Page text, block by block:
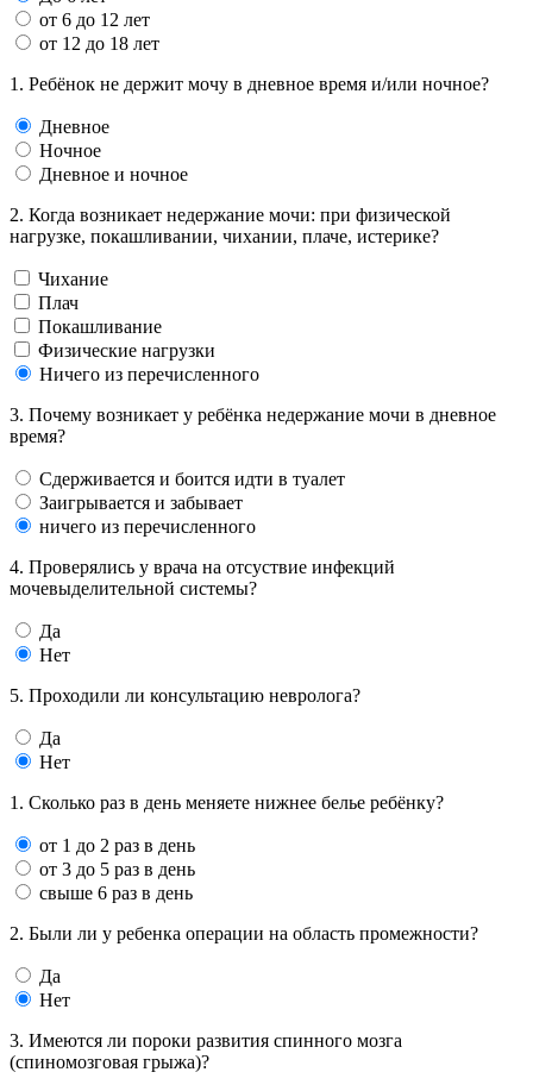
от 6 до 12 лет
от 12 до 18 лет
1. Ребёнок не держит мочу в дневное время и/или ночное?
Дневное
Ночное
Дневное и ночное
2. Когда возникает недержание мочи: при физической
нагрузке, покашливании, чихании, плаче, истерике?
Чихание
Плач
Покашливание
Физические нагрузки
Ничего из перечисленного
3. Почему возникает у ребёнка недержание мочи в дневное
время?
Сдерживается и боится идти в туалет
Заигрывается и забывает
ничего из перечисленного
4. Проверялись у врача на отсуствие инфекций
мочевыделительной системы?
Да
Нет
5. Проходили ли консультацию невролога?
Да
Нет
1. Сколько раз в день меняете нижнее белье ребёнку?
от 1 до 2 раз в день
от 3 до 5 раз в день
свыше 6 раз в день
2. Были ли у ребенка операции на область промежности?
Да
Нет
3. Имеются ли пороки развития спинного мозга
(спиномозговая грыжа)?